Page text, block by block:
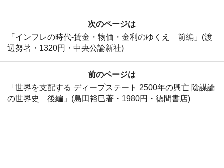
前のページは
「世界を支配する ディープステート 2500年の興亡 陰謀論
の世界史 後編」(島田裕巳著・1980円・徳間書店)
次のページは
「インフレの時代-賃金・物価・金利のゆくえ 前編」(渡
辺努著・1320円・中央公論新社)